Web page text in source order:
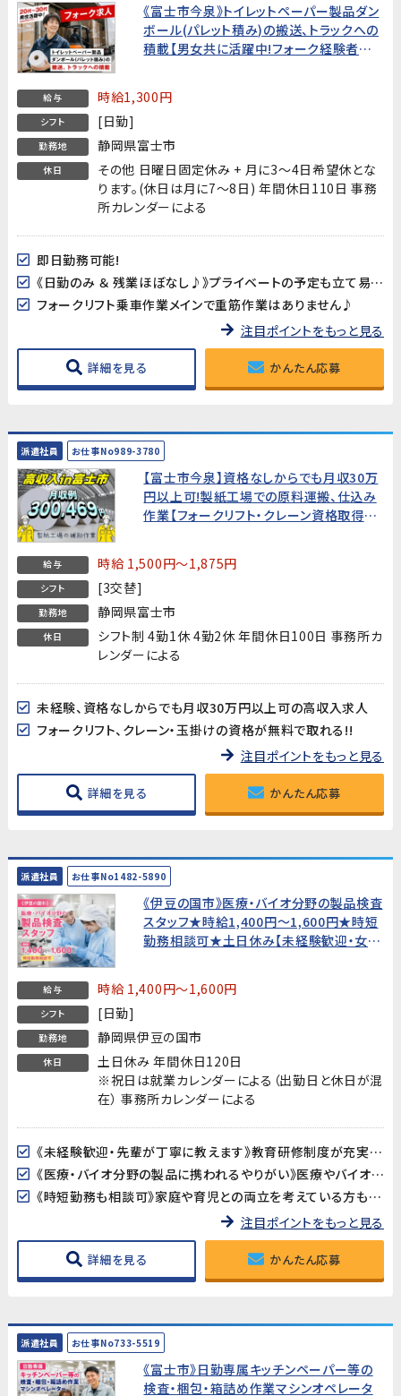
《富士市今泉》トイレットペーパー製品ダン
ボール(パレット積み)の搬送、トラックへの
積載【男女共に活躍中!フォーク経験者お
給与 時給1,300円
シフト [日勤]
勤務地 静岡県富士市
休日
その他 日曜日固定休み + 月に3～4日希望休とな
ります。(休日は月に7～8日) 年間休日110日 事務
所カレンダーによる
即日勤務可能!
《日勤のみ ＆ 残業ほぼなし♪》プライベートの予定も立て易い!
フォークリフト乗車作業メインで重筋作業はありません♪
注目ポイントをもっと見る
詳細を見る かんたん応募
派遣社員 お仕事No989-3780
【富士市今泉】資格なしからでも月収30万
円以上可!製紙工場での原料運搬、仕込み
作業【フォークリフト・クレーン資格取得支
給与 時給 1,500円～1,875円
シフト [3交替]
勤務地 静岡県富士市
休日
シフト制 4勤1休 4勤2休 年間休日100日 事務所カ
レンダーによる
未経験、資格なしからでも月収30万円以上可の高収入求人
フォークリフト、クレーン・玉掛けの資格が無料で取れる!!
注目ポイントをもっと見る
詳細を見る かんたん応募
派遣社員 お仕事No1482-5890
《伊豆の国市》医療・バイオ分野の製品検査
スタッフ★時給1,400円〜1,600円★時短
勤務相談可★土日休み【未経験歓迎・女性
給与 時給 1,400円～1,600円
シフト [日勤]
勤務地 静岡県伊豆の国市
休日
土日休み 年間休日120日
※祝日は就業カレンダーによる（出勤日と休日が混
在） 事務所カレンダーによる
《未経験歓迎・先輩が丁寧に教えます》教育研修制度が充実しているので、製造・検査業務が初めての方も安心してスタートできます。アットホームな職場で長く働きやすい環境です。
《医療・バイオ分野の製品に携われるやりがい》医療やバイオ分野で使用されるマイクロ流路チップの品質を守る、社会に貢献できるお仕事です。クリーンルームでの作業で清潔な環境が保たれています。
《時短勤務も相談可》家庭や育児との両立を考えている方も歓迎。時短勤務のご相談に対応しています。家庭都合での休みも取りやすい職場です。
注目ポイントをもっと見る
詳細を見る かんたん応募
派遣社員 お仕事No733-5519
《富士市》日勤専属キッチンペーパー等の
検査・梱包・箱詰め作業マシンオペレータ